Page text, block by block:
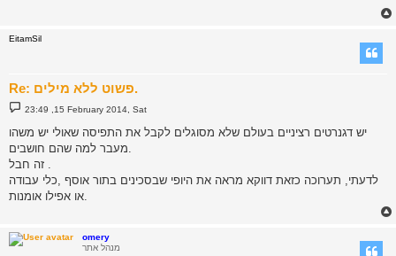
EitamSil
Re: פשוט ללא מילים.
P
o
t
23:49 ,15 February 2014, Sat
יש דגנרטים רציניים בעולם שלא מסוגלים לקבל את התפיסה שאולי יש משהו
לדעתי, תערוכה כזאת דווקא מראה את היופי שבסכינים בתור אוסף ,כלי עבודה
omery
מנהל אתר